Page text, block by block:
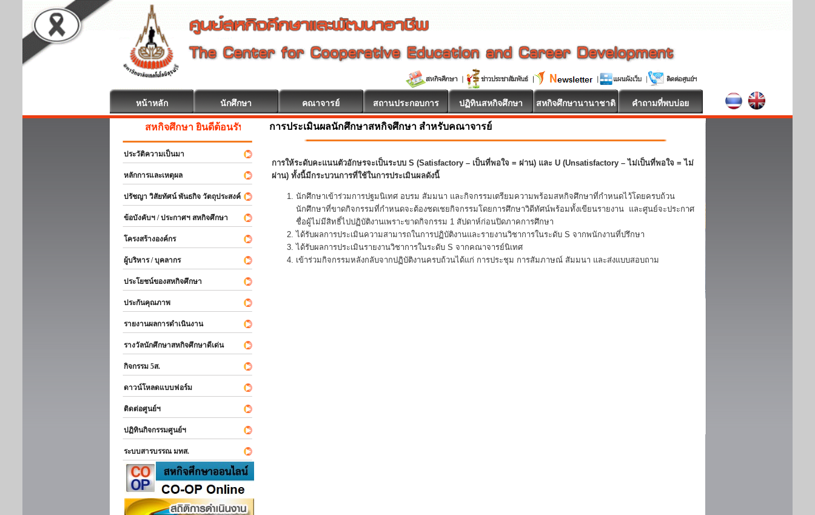
หน้าหลัก นักศึกษา คณาจารย์ สถานประกอบการ ปฏิทินสหกิจศึกษา สหกิจศึกษานานาชาติ คำถามที่พบบ่อย
สหกิจศึกษา ยินดีต้อนรับ
ประวัติความเป็นมา
หลักการและเหตุผล
ปรัชญา วิสัยทัศน์ พันธกิจ วัตถุประสงค์
ข้อบังคับฯ / ประกาศฯ สหกิจศึกษา
โครงสร้างองค์กร
ผู้บริหาร / บุคลากร
ประโยชน์ของสหกิจศึกษา
ประกันคุณภาพ
รายงานผลการดำเนินงาน
รางวัลนักศึกษาสหกิจศึกษาดีเด่น
กิจกรรม 5ส.
ดาวน์โหลดแบบฟอร์ม
ติดต่อศูนย์ฯ
ปฏิทินกิจกรรมศูนย์ฯ
ระบบสารบรรณ มทส.
การประเมินผลนักศึกษาสหกิจศึกษา สำหรับคณาจารย์
การให้ระดับคะแนนตัวอักษรจะเป็นระบบ S (Satisfactory – เป็นที่พอใจ = ผ่าน) และ U (Unsatisfactory – ไม่เป็นที่พอใจ = ไม่
ผ่าน) ทั้งนี้มีกระบวนการที่ใช้ในการประเมินผลดังนี้
นักศึกษาเข้าร่วมการปฐมนิเทศ อบรม สัมมนา และกิจกรรมเตรียมความพร้อมสหกิจศึกษาที่กำหนดไว้โดยครบถ้วน
นักศึกษาที่ขาดกิจกรรมที่กำหนดจะต้องชดเชยกิจกรรมโดยการศึกษาวิดีทัศน์พร้อมทั้งเขียนรายงาน และศูนย์จะประกาศ
ชื่อผู้ไม่มีสิทธิ์ไปปฏิบัติงานเพราะขาดกิจกรรม 1 สัปดาห์ก่อนปิดภาคการศึกษา
ได้รับผลการประเมินความสามารถในการปฏิบัติงานและรายงานวิชาการในระดับ S จากพนักงานที่ปรึกษา
ได้รับผลการประเมินรายงานวิชาการในระดับ S จากคณาจารย์นิเทศ
เข้าร่วมกิจกรรมหลังกลับจากปฏิบัติงานครบถ้วนได้แก่ การประชุม การสัมภาษณ์ สัมมนา และส่งแบบสอบถาม